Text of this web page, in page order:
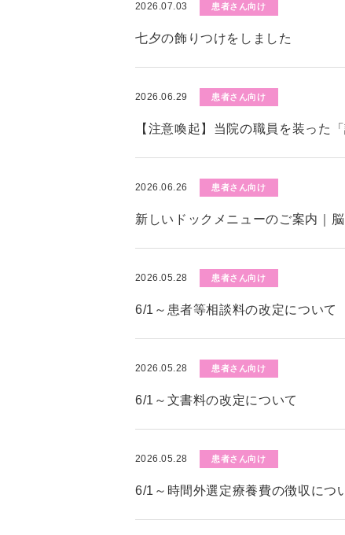
2026.07.03 患者さん向け
七夕の飾りつけをしました
2026.06.29 患者さん向け
【注意喚起】当院の職員を装った
2026.06.26 患者さん向け
新しいドックメニューのご案内｜
2026.05.28 患者さん向け
6/1～患者等相談料の改定について
2026.05.28 患者さん向け
6/1～文書料の改定について
2026.05.28 患者さん向け
6/1～時間外選定療養費の徴収につ